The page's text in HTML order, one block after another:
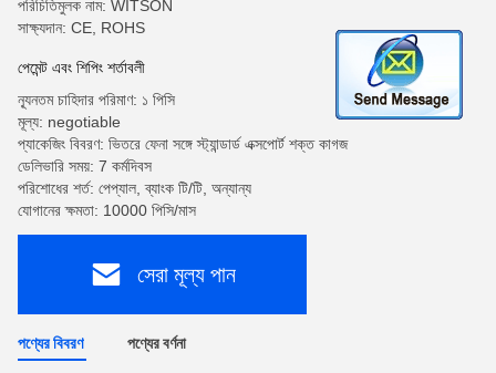
পরিচিতিমুলক নাম: WITSON
সাক্ষ্যদান: CE, ROHS
পেমেন্ট এবং শিপিং শর্তাবলী
ন্যূনতম চাহিদার পরিমাণ: ১ পিসি
মূল্য: negotiable
প্যাকেজিং বিবরণ: ভিতরে ফেনা সঙ্গে স্ট্যান্ডার্ড এক্সপোর্ট শক্ত কাগজ
ডেলিভারি সময়: 7 কর্মদিবস
পরিশোধের শর্ত: পেপ্যাল, ব্যাংক টি/টি, অন্যান্য
যোগানের ক্ষমতা: 10000 পিসি/মাস
সেরা মূল্য পান
পণ্যের বিবরণ পণ্যের বর্ণনা